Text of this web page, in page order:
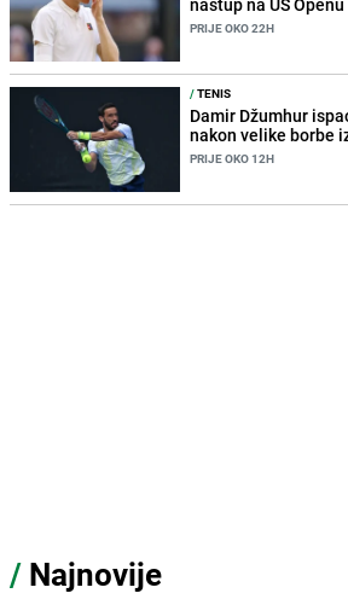
PRIJE OKO 22H
/TENIS
Damir Džumhur
nakon velike borbe
PRIJE OKO 12H
/ Najnovije